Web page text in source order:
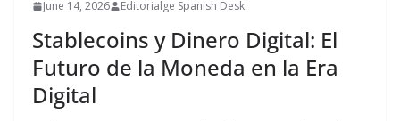
June 14, 2026 Editorialge Spanish Desk
Stablecoins y Dinero Digital: El
Futuro de la Moneda en la Era
Digital